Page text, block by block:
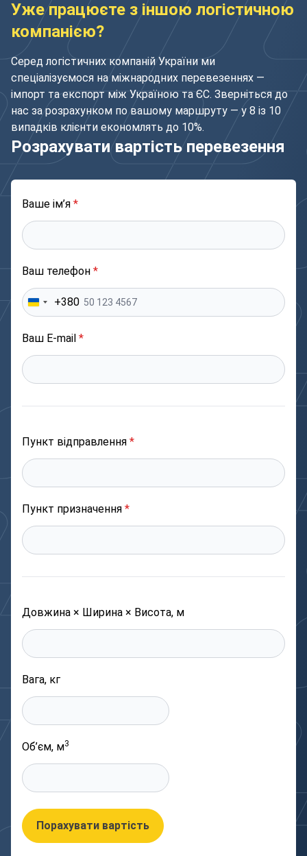
Розрахувати вартість перевезення
Ваше ім’я *
Ваш телефон *
+380
Ваш E-mail *
Пункт відправлення *
Пункт призначення *
Довжина × Ширина × Висота, м
Вага, кг
Об’єм, м3
Порахувати вартість
Уже працюєте з іншою логістичною
компанією?
Серед логістичних компаній України ми
спеціалізуємося на міжнародних перевезеннях —
імпорт та експорт між Україною та ЄС. Зверніться до
нас за розрахунком по вашому маршруту — у 8 із 10
випадків клієнти економлять до 10%.